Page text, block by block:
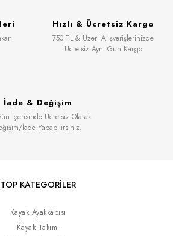
Hızlı & Ücretsiz Kargo
750 TL & Üzeri Alışverişlerinizde
Ücretsiz Aynı Gün Kargo
İade & Değişim
İçerisinde Ücretsiz Olarak
İade Yapabilirsiniz.
TOP KATEGORİLER
Kayak Ayakkabısı
Kayak Takımı